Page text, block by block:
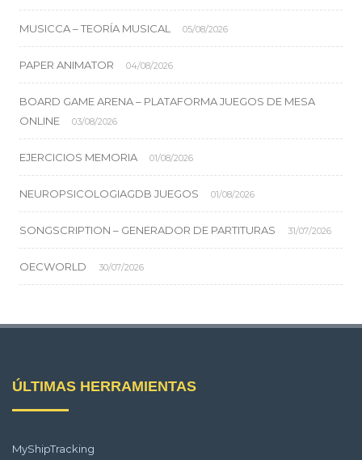
MUSICCA – TEORÍA MUSICAL 05/08/2026
PAPER ANIMATOR 04/08/2026
BOARD GAME ARENA – PLATAFORMA JUEGOS DE MESA
ONLINE
03/08/2026
EJERCICIOS MEMORIA 01/08/2026
NEUROPSICOLOGIAGDB JUEGOS 01/08/2026
SONGSCRIPTION – GENERADOR DE PARTITURAS 31/07/2026
OECWORLD 30/07/2026
ÚLTIMAS HERRAMIENTAS
MyShipTracking